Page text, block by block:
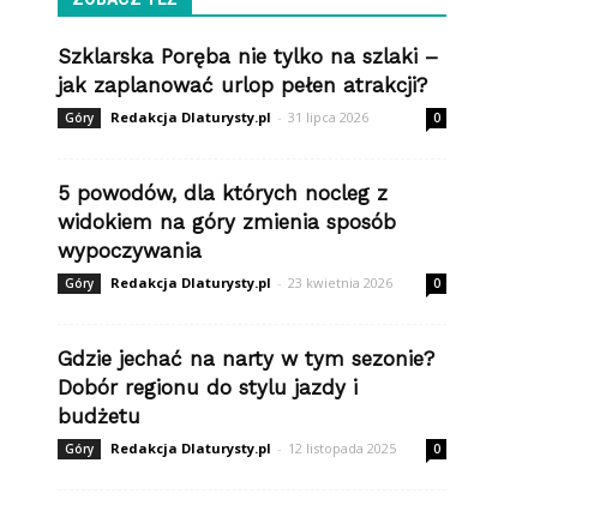
Szklarska Poręba nie tylko na szlaki –
jak zaplanować urlop pełen atrakcji?
Góry Redakcja Dlaturysty.pl - 31 lipca 2026 0
5 powodów, dla których nocleg z
widokiem na góry zmienia sposób
wypoczywania
Góry Redakcja Dlaturysty.pl - 23 kwietnia 2026 0
Gdzie jechać na narty w tym sezonie?
Dobór regionu do stylu jazdy i
budżetu
Góry Redakcja Dlaturysty.pl - 12 listopada 2025 0